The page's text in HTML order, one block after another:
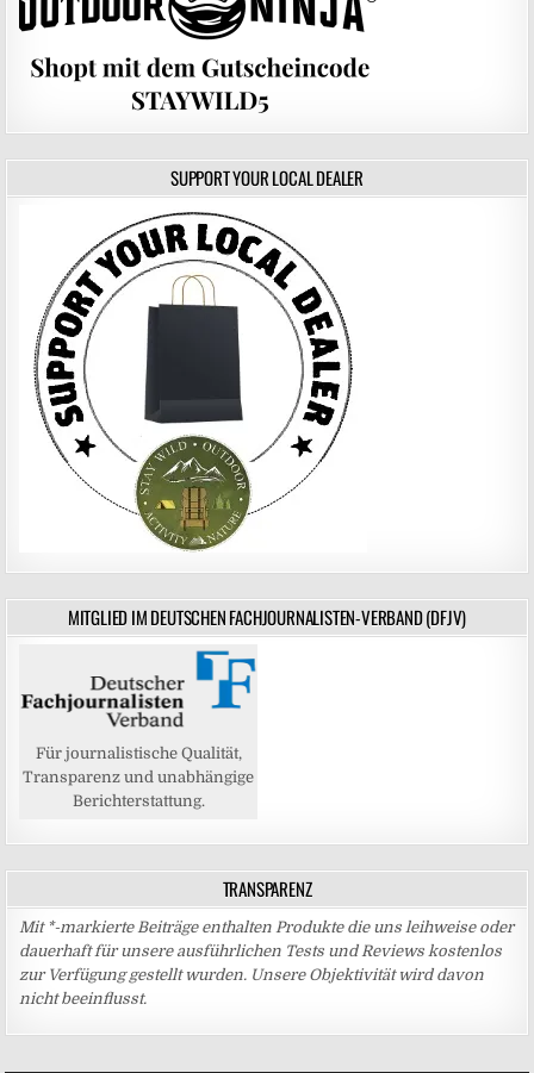
SUPPORT YOUR LOCAL DEALER
MITGLIED IM DEUTSCHEN FACHJOURNALISTEN-VERBAND (DFJV)
Für journalistische Qualität,
Transparenz und unabhängige
Berichterstattung.
TRANSPARENZ
Mit *-markierte Beiträge enthalten Produkte die uns leihweise oder
dauerhaft für unsere ausführlichen Tests und Reviews kostenlos
zur Verfügung gestellt wurden. Unsere Objektivität wird davon
nicht beeinflusst.